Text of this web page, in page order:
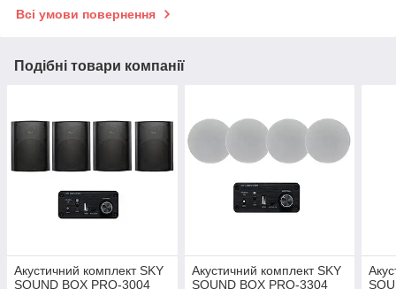
Всі умови повернення
Подібні товари компанії
Акустичний комплект SKY
SOUND BOX PRO-3004
Акустичний комплект SKY
SOUND BOX PRO-3304